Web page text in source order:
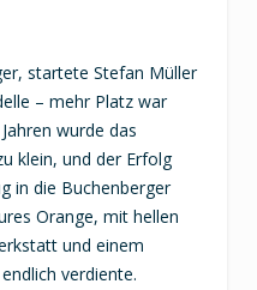
startete Stefan Müller
– mehr Platz war
wurde das
klein, und der Erfolg
in die Buchenberger
Orange, mit hellen
und einem
verdiente.